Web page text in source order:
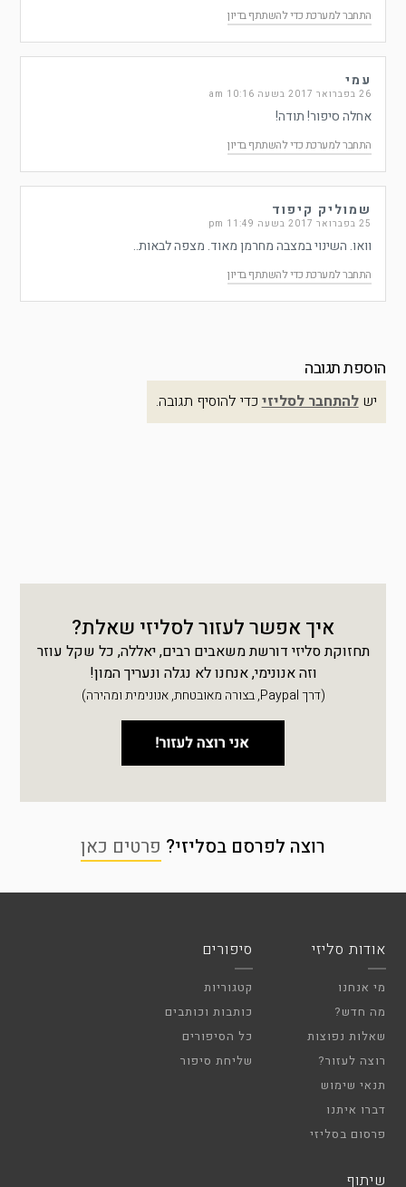
התחבר למערכת כדי להשתתף בדיון
עמי
26 בפברואר 2017 בשעה 10:16 am
אחלה סיפור! תודה!
התחבר למערכת כדי להשתתף בדיון
שמוליק קיפוד
25 בפברואר 2017 בשעה 11:49 pm
וואו. השינוי במצבה מחרמן מאוד. מצפה לבאות..
התחבר למערכת כדי להשתתף בדיון
הוספת תגובה
ישלהתחבר לסליזיכדי להוסיף תגובה.
איך אפשר לעזור לסליזי שאלת?
תחזוקת סליזי דורשת משאבים רבים, יאללה, כל שקל עוזר
וזה אנונימי, אנחנו לא נגלה ונעריך המון!
(דרך Paypal, בצורה מאובטחת, אנונימית ומהירה)
רוצה לפרסם בסליזי? פרטים כאן
אודות סליזי
מי אנחנו
מה חדש?
שאלות נפוצות
רוצה לעזור?
תנאי שימוש
דברו איתנו
פרסום בסליזי
סיפורים
קטגוריות
כותבות וכותבים
כל הסיפורים
שליחת סיפור
שיתוף